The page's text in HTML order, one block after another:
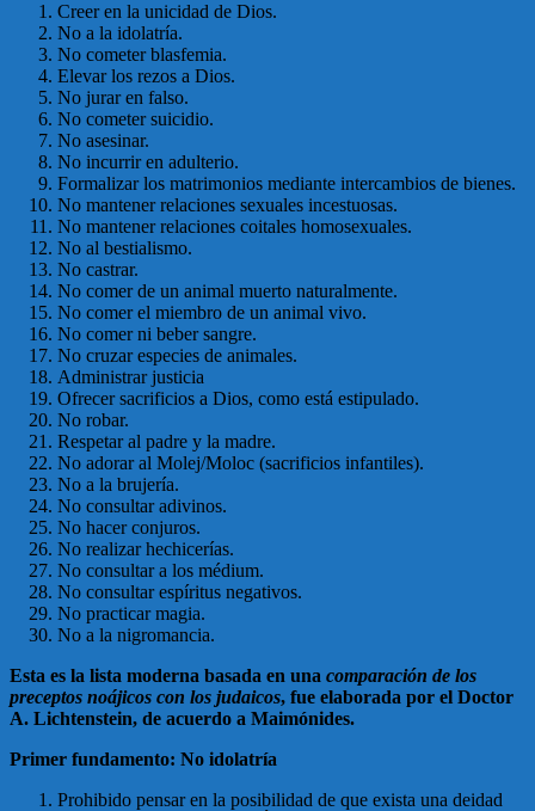
Creer en la unicidad de Dios.
No a la idolatría.
No cometer blasfemia.
Elevar los rezos a Dios.
No jurar en falso.
No cometer suicidio.
No asesinar.
No incurrir en adulterio.
Formalizar los matrimonios mediante intercambios de bienes.
No mantener relaciones sexuales incestuosas.
No mantener relaciones coitales homosexuales.
No al bestialismo.
No castrar.
No comer de un animal muerto naturalmente.
No comer el miembro de un animal vivo.
No comer ni beber sangre.
No cruzar especies de animales.
Administrar justicia
Ofrecer sacrificios a Dios, como está estipulado.
No robar.
Respetar al padre y la madre.
No adorar al Molej/Moloc (sacrificios infantiles).
No a la brujería.
No consultar adivinos.
No hacer conjuros.
No realizar hechicerías.
No consultar a los médium.
No consultar espíritus negativos.
No practicar magia.
No a la nigromancia.
Esta es la lista moderna basada en una comparación de los
preceptos noájicos con los judaicos, fue elaborada por el Doctor
A. Lichtenstein, de acuerdo a Maimónides.
Primer fundamento: No idolatría
Prohibido pensar en la posibilidad de que exista una deidad